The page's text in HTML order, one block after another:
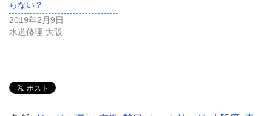
らない？
2019年2月9日
水道修理 大阪